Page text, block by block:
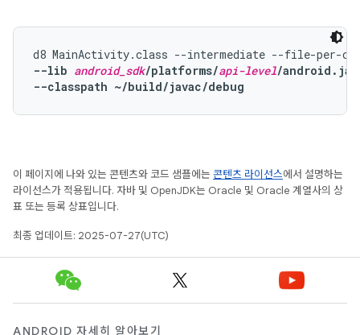
--lib android_sdk/platforms/api-level/android.jar
--classpath ~/build/javac/debug
이 페이지에 나와 있는 콘텐츠와 코드 샘플에는 콘텐츠 라이선스에서 설명하는
라이선스가 적용됩니다. 자바 및 OpenJDK는 Oracle 및 Oracle 계열사의 상
표 또는 등록 상표입니다.
최종 업데이트: 2025-07-27(UTC)
ANDROID 자세히 알아보기